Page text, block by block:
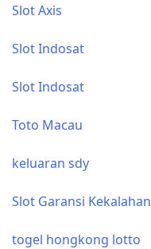
Slot Axis
Slot Indosat
Slot Indosat
Toto Macau
keluaran sdy
Slot Garansi Kekalahan
togel hongkong lotto